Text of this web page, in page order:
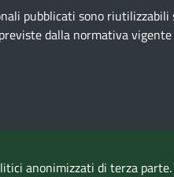
pubblicati sono riutilizzabili
dalla normativa vigente
anonimizzati di terza